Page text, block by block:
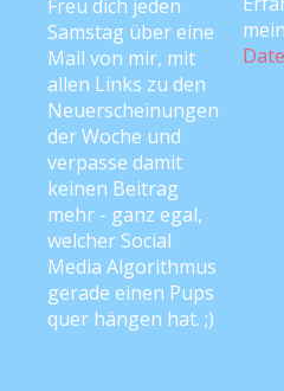
Freu dich jeden
Samstag über eine
Mail von mir, mit
allen Links zu den
Neuerscheinungen
der Woche und
verpasse damit
keinen Beitrag
mehr - ganz egal,
welcher Social
Media Algorithmus
gerade einen Pups
quer hängen hat. ;)
KATEGORIEN
Anke liest vor
Best of
Cat-Content
Corona
Die Frau des Radfahrers